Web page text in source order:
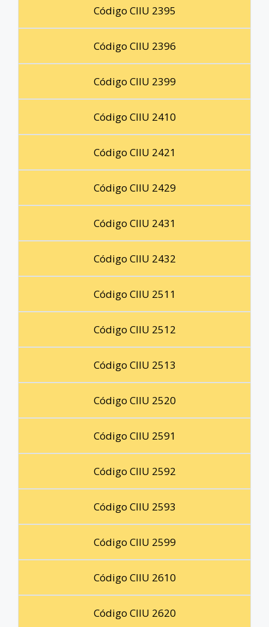
Código CIIU 2395
Código CIIU 2396
Código CIIU 2399
Código CIIU 2410
Código CIIU 2421
Código CIIU 2429
Código CIIU 2431
Código CIIU 2432
Código CIIU 2511
Código CIIU 2512
Código CIIU 2513
Código CIIU 2520
Código CIIU 2591
Código CIIU 2592
Código CIIU 2593
Código CIIU 2599
Código CIIU 2610
Código CIIU 2620